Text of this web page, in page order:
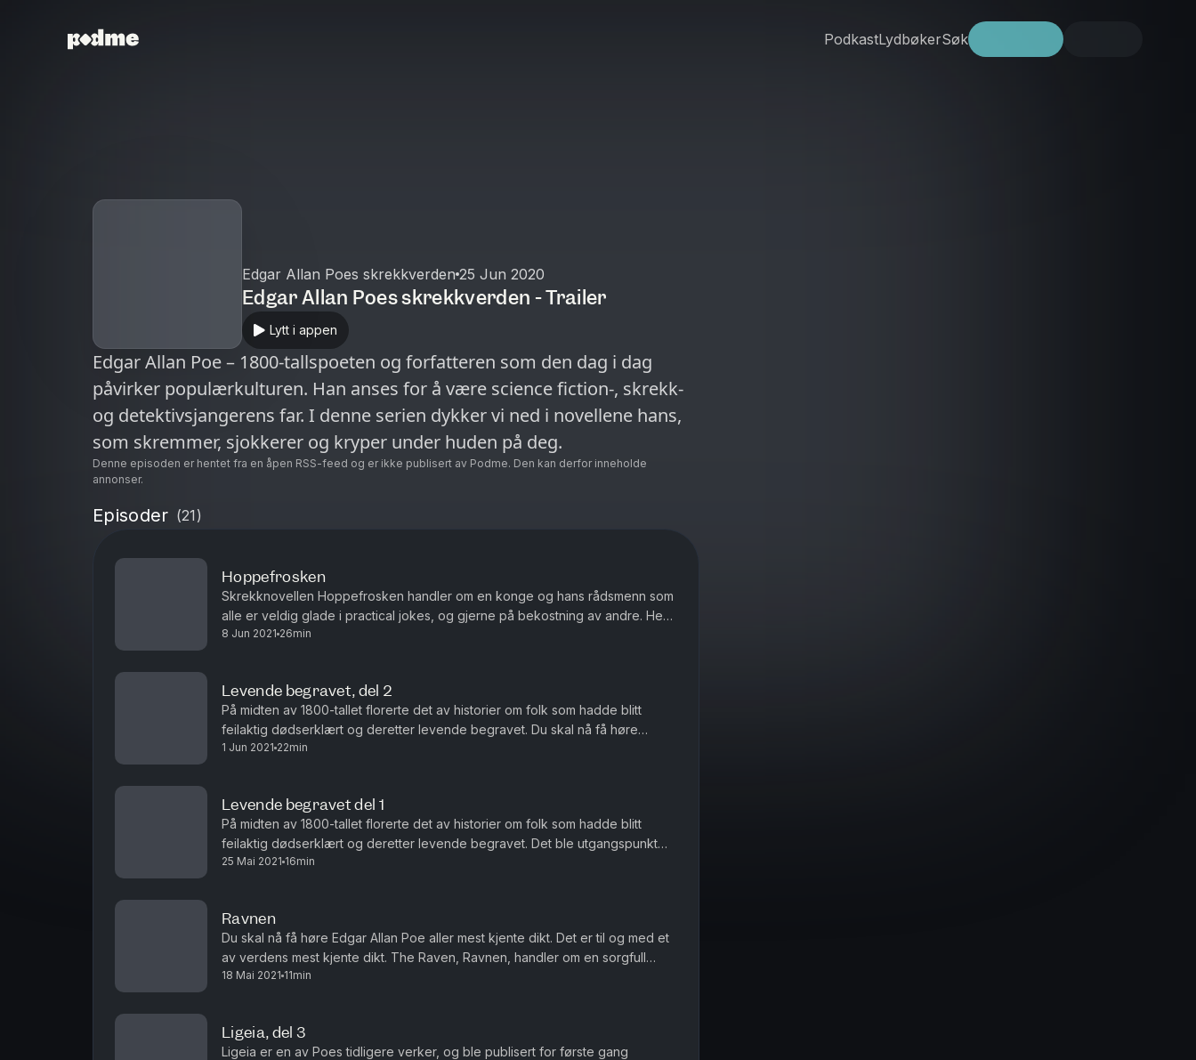
PodkastLydbøkerSøk
Edgar Allan Poes skrekkverden 25 Jun 2020
Edgar Allan Poes skrekkverden - Trailer
Lytt i appen
Edgar Allan Poe – 1800-tallspoeten og forfatteren som den dag i dag
påvirker populærkulturen. Han anses for å være science fiction-, skrekk-
og detektivsjangerens far. I denne serien dykker vi ned i novellene hans,
som skremmer, sjokkerer og kryper under huden på deg.
Denne episoden er hentet fra en åpen RSS-feed og er ikke publisert av Podme. Den kan derfor inneholde
annonser.
Episoder (21 )
Hoppefrosken
Skrekknovellen Hoppefrosken handler om en konge og hans rådsmenn som
alle er veldig glade i practical jokes, og gjerne på bekostning av andre. Her
får du høre Hoppefrosken i podkastformat, med et m...
8 Jun 2021 26min
Levende begravet, del 2
På midten av 1800-tallet florerte det av historier om folk som hadde blitt
feilaktig dødserklært og deretter levende begravet. Du skal nå få høre
1 Jun 2021 22min
Levende begravet del 1
På midten av 1800-tallet florerte det av historier om folk som hadde blitt
feilaktig dødserklært og deretter levende begravet. Det ble utgangspunktet
for nettopp denne novellen. Nå hører du den i podk...
25 Mai 2021 16min
Ravnen
Du skal nå få høre Edgar Allan Poe aller mest kjente dikt. Det er til og med et
av verdens mest kjente dikt. The Raven, Ravnen, handler om en sorgfull
mann som får et nattlig besøk. Nå får du diktet i...
18 Mai 2021 11min
Ligeia, del 3
Ligeia er en av Poes tidligere verker, og ble publisert for første gang